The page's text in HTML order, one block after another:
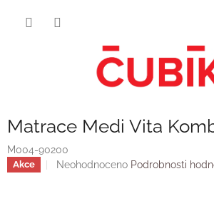
Matrace Medi Vita
M004-90200
Akce
Průměrné
Neohodnoceno Podrobnosti